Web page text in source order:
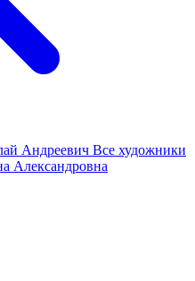
Андреевич Все художники
Александровна